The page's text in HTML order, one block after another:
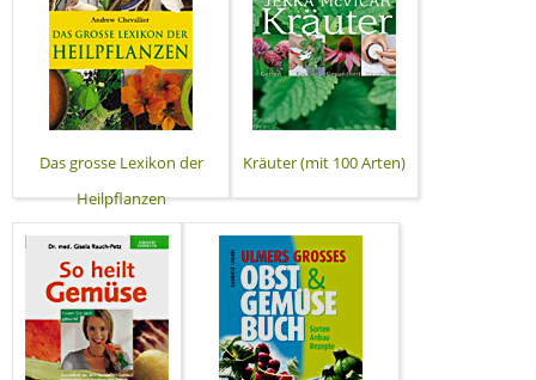
Das grosse Lexikon der
Heilpflanzen
Kräuter (mit 100 Arten)